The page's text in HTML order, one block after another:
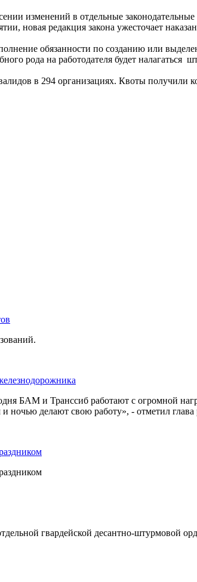
изменений в отдельные
новая редакция закона ужесточает
обязанности по созданию или
рода на работодателя будет налагаться
в 294 организациях. Квоты получили
БАМ и Транссиб работают с огромной
ночью делают свою работу», - отметил глава
гвардейской десантно-штурмовой